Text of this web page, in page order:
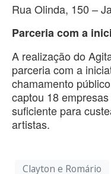
Rua Olinda, 150 –
Parceria com a
A realização do
parceria com a
chamamento
captou 18
suficiente para
artistas.
Clayton e Romário